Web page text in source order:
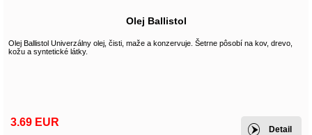
Olej Ballistol
Olej Ballistol Univerzálny olej, čisti, maže a konzervuje. Šetrne pôsobí na kov, drevo,
kožu a syntetické látky.
3.69 EUR
Detail